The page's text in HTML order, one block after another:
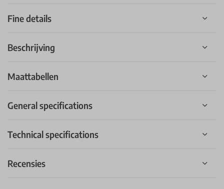
Fine details
Beschrijving
Maattabellen
General specifications
Technical specifications
Recensies